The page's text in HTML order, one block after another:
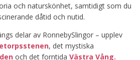
och naturskönhet, samtidigt som du
dåtid och nutid.
delar av RonnebySlingor – upplev
, det mystiska
och det forntida Västra Vång.